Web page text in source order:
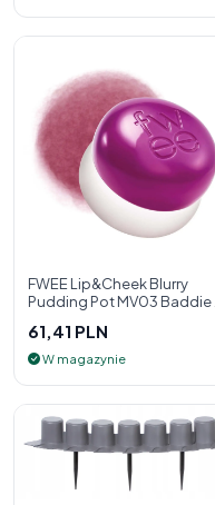
FWEE Lip&Cheek Blurry
Pudding Pot MV03 Baddie 5
policzk
61,41 PLN
W magazynie